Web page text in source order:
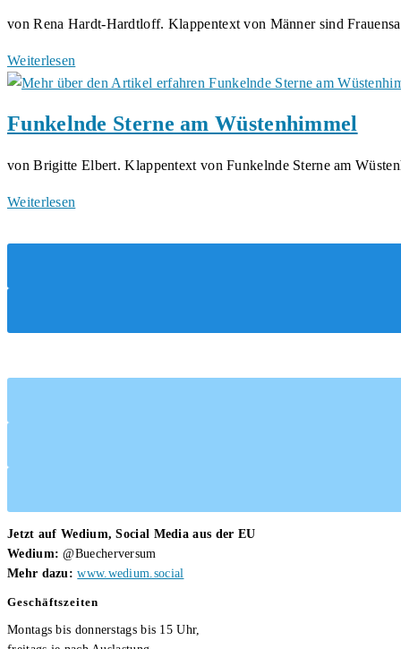
von Rena Hardt-Hardtloff. Klappentext von Männer sind
Weiterlesen
sind
Funkelnde Sterne am Wüstenhimmel
von Brigitte Elbert. Klappentext von Funkelnde Sterne am
Weiterlesen
am
Jetzt auf Wedium, Social Media aus der EU
Wedium: @Buecherversum
Mehr dazu: www.wedium.social
Geschäftszeiten
Montags bis donnerstags bis 15 Uhr,